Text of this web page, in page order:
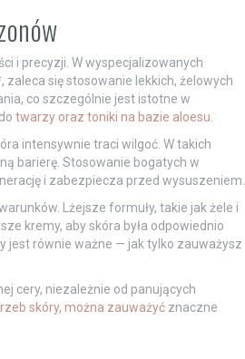
i precyzji. W wyspecjalizowanych
się stosowanie lekkich, żelowych
co szczególnie jest istotne w
twarzy oraz toniki na bazie aloesu.
intensywnie traci wilgoć. W takich
barierę. Stosowanie bogatych w
i zabezpiecza przed wysuszeniem.
Lżejsze formuły, takie jak żele i
kremy, aby skóra była odpowiednio
jest równie ważne — jak tylko zauważysz
cery, niezależnie od panujących
skóry, można zauważyćznaczne